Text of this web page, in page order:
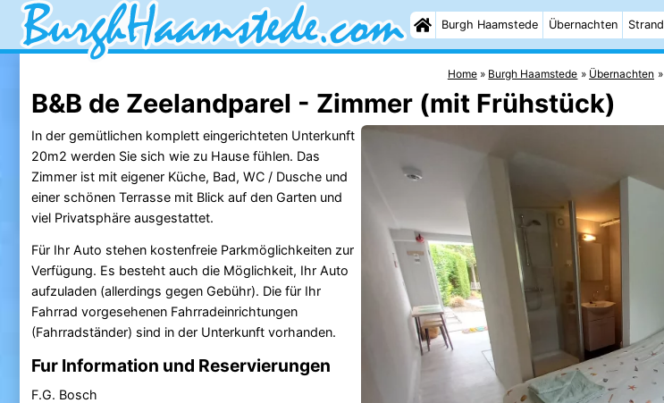
Burgh Haamstede Übernachten Strand
Home Burgh Haamstede Übernachten
B&B de Zeelandparel - Zimmer (mit Frühstück)
In der gemütlichen komplett eingerichteten Unterkunft
20m2 werden Sie sich wie zu Hause fühlen. Das
Zimmer ist mit eigener Küche, Bad, WC / Dusche und
einer schönen Terrasse mit Blick auf den Garten und
viel Privatsphäre ausgestattet.
Für Ihr Auto stehen kostenfreie Parkmöglichkeiten zur
Verfügung. Es besteht auch die Möglichkeit, Ihr Auto
aufzuladen (allerdings gegen Gebühr). Die für Ihr
Fahrrad vorgesehenen Fahrradeinrichtungen
(Fahrradständer) sind in der Unterkunft vorhanden.
Fur Information und Reservierungen
F.G. Bosch